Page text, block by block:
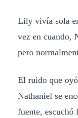
Lily vivía sola
vez en cuando,
pero
El ruido que
Nathaniel se
fuente, escuchó